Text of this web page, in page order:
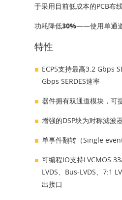
于采用目前低成本的PCB布线
功耗降低30%——使用单通道
特性
ECP5支持最高3.2 Gbps
Gbps SERDES速率
器件拥有双通道模块，可
增强的DSP块为对称滤波
单事件翻转（Single
可编程IO支持LVCMOS
LVDS、Bus-LVDS、7:1
出接口